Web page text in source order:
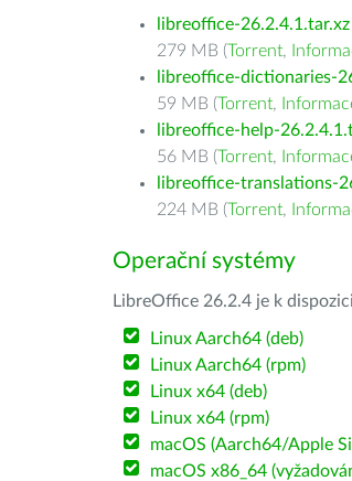
libreoffice-26.2.4.1.tar.xz
279 MB (Torrent,
libreoffice-dictionaries-
59 MB (Torrent,
libreoffice-help-
56 MB (Torrent,
libreoffice-translations-
224 MB (Torrent,
Operační systémy
LibreOffice 26.2.4 je k
Linux Aarch64 (deb)
Linux Aarch64 (rpm)
Linux x64 (deb)
Linux x64 (rpm)
macOS (Aarch64/Apple
macOS x86_64